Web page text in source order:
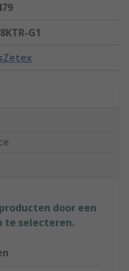
G1
door een
te selecteren.